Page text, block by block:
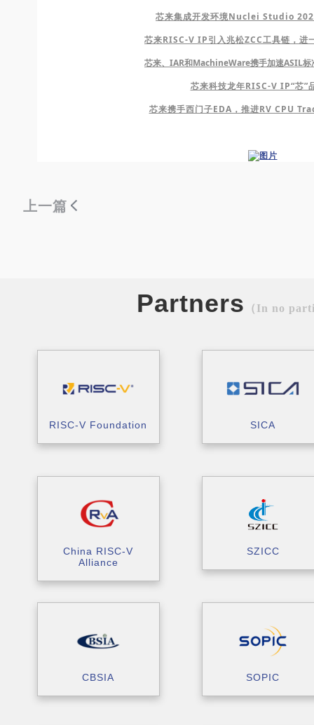
芯来集成开发环境Nuclei Studio
芯来RISC-V IP引入兆松ZCC工具链，进
芯来、IAR和MachineWare携手加速ASIL标
芯来科技龙年RISC-V IP“芯”
芯来携手西门子EDA，推进RV CPU
上一篇
Partners （In no
RISC-V Foundation SICA
China RISC-V
Alliance
SZICC
CBSIA SOPIC